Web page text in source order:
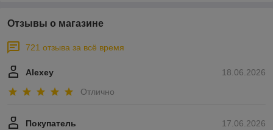
Отзывы о магазине
721 отзыва за всё время
18.06.2026
Alexey
Отлично
17.06.2026
Покупатель